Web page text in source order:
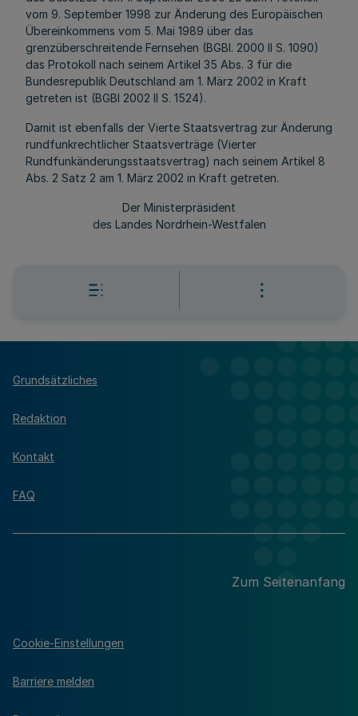
vom 9. September 1998 zur Änderung des Europäischen
Übereinkommens vom 5. Mai 1989 über das
grenzüberschreitende Fernsehen (BGBl. 2000 II S. 1090)
das Protokoll nach seinem Artikel 35 Abs. 3 für die
Bundesrepublik Deutschland am 1. März 2002 in Kraft
getreten ist (BGBl 2002 II S. 1524).
Damit ist ebenfalls der Vierte Staatsvertrag zur Änderung
rundfunkrechtlicher Staatsverträge (Vierter
Rundfunkänderungsstaatsvertrag) nach seinem Artikel 8
Abs. 2 Satz 2 am 1. März 2002 in Kraft getreten.
Der Ministerpräsident
des Landes Nordrhein-Westfalen
Grundsätzliches
Redaktion
Kontakt
FAQ
Zum Seitenanfang
Cookie-Einstellungen
Barriere melden